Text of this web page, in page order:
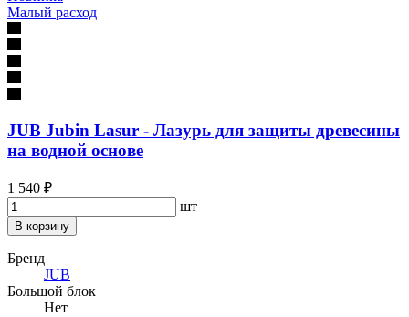
Малый расход
JUB Jubin Lasur - Лазурь для защиты древесины
на водной основе
1 540 ₽
шт
В корзину
Бренд
JUB
Большой блок
Нет